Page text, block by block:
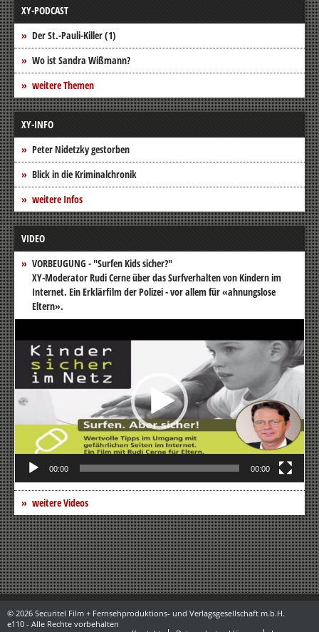
XY-PODCAST
Der St.-Pauli-Killer (1)
Wo ist Sandra Wißmann?
weitere Themen
XY-INFO
Peter Nidetzky gestorben
Blick in die Kriminalchronik
weitere Infos
VIDEO
VORBEUGUNG - "Surfen Kids sicher?"
XY-Moderator Rudi Cerne über das Surfverhalten von Kindern im
Internet. Ein Erklärfilm der Polizei - vor allem für «ahnungslose
Eltern».
Video-
00:00 00:00
weitere Videos
© 2026 Securitel Film + Fernsehproduktions- und Verlagsgesellschaft m.b.H.
e110 - Alle Rechte vorbehalten